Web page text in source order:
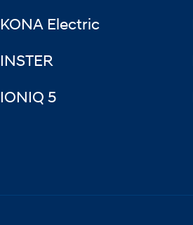
KONA Electric
INSTER
IONIQ 5